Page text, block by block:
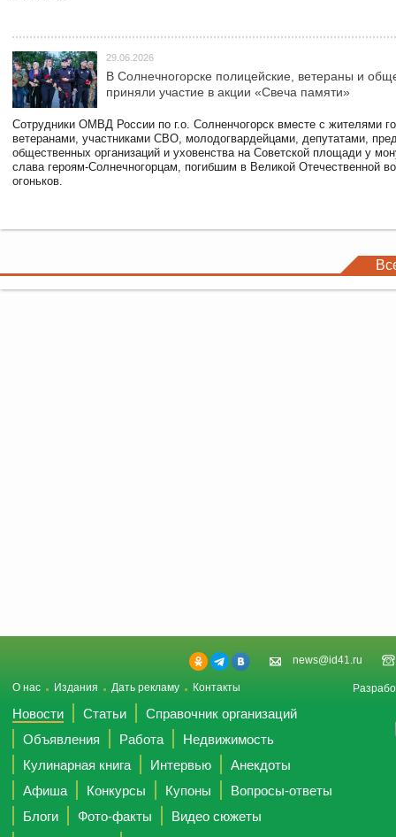
29.06.2026
В Солнечногорске полицейские, ветераны и
приняли участие в акции «Свеча памяти»
Сотрудники ОМВД России по г.о. Солненчогорск вместе с жителями
ветеранами, участниками СВО, молодогвардейцами, депутатами,
общественных организаций и уховенства на Советской площади у
слава героям-Солнечногорцам, погибшим в Великой Отечественной
огоньков.
news@id41.ru
О нас Издания Дать рекламу Контакты
Новости Статьи
Справочник организаций
Объявления
Работа
Недвижимость
Кулинарная книга
Интервью
Анекдоты
Афиша
Конкурсы Купоны
Вопросы-ответы
Блоги
Фото-факты
Видео сюжеты